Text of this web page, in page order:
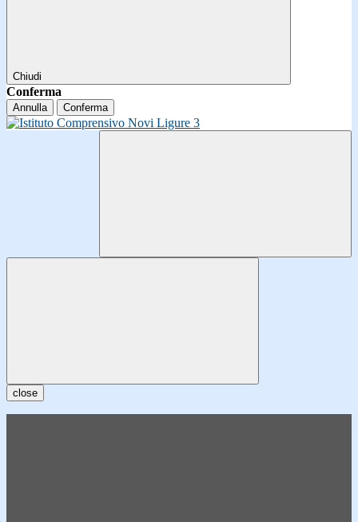
Chiudi
Conferma
Annulla Conferma
close